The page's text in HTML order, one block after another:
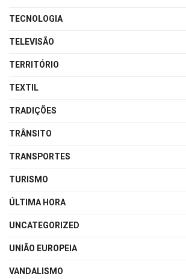
TECNOLOGIA
TELEVISÃO
TERRITÓRIO
TEXTIL
TRADIÇÕES
TRÂNSITO
TRANSPORTES
TURISMO
ÚLTIMA HORA
UNCATEGORIZED
UNIÃO EUROPEIA
VANDALISMO